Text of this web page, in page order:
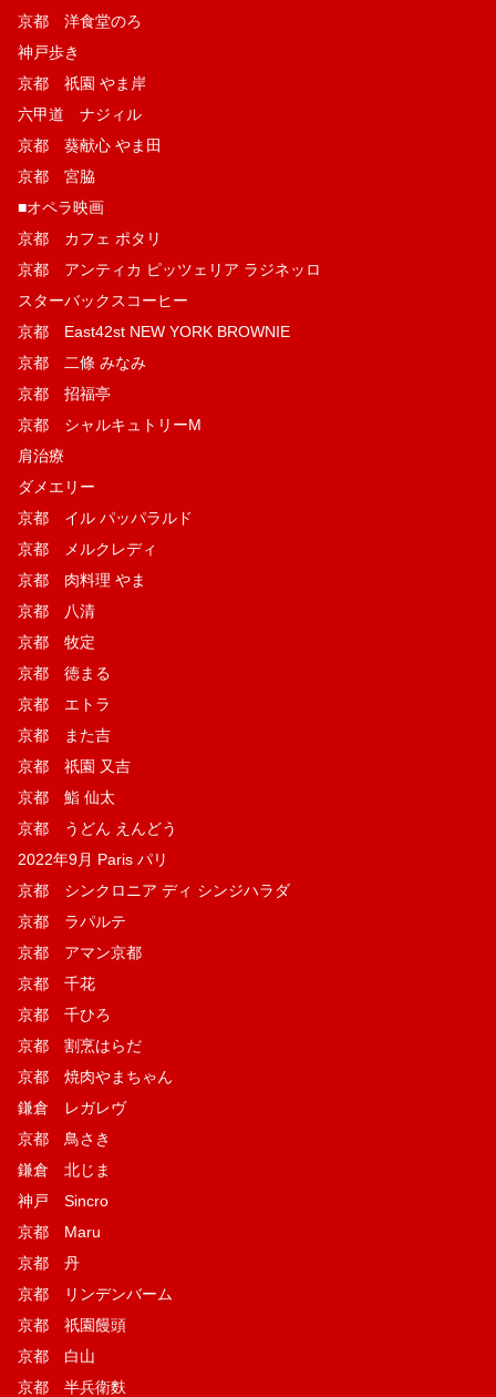
京都 洋食堂のろ
神戸歩き
京都 祇園 やま岸
六甲道 ナジィル
京都 葵献心 やま田
京都 宮脇
■オペラ映画
京都 カフェ ポタリ
京都 アンティカ ピッツェリア ラジネッロ
スターバックスコーヒー
京都 East42st NEW YORK BROWNIE
京都 二條 みなみ
京都 招福亭
京都 シャルキュトリーM
肩治療
ダメエリー
京都 イル パッパラルド
京都 メルクレディ
京都 肉料理 やま
京都 八清
京都 牧定
京都 徳まる
京都 エトラ
京都 また吉
京都 祇園 又吉
京都 鮨 仙太
京都 うどん えんどう
2022年9月 Paris パリ
京都 シンクロニア ディ シンジハラダ
京都 ラパルテ
京都 アマン京都
京都 千花
京都 千ひろ
京都 割烹はらだ
京都 焼肉やまちゃん
鎌倉 レガレヴ
京都 鳥さき
鎌倉 北じま
神戸 Sincro
京都 Maru
京都 丹
京都 リンデンバーム
京都 祇園饅頭
京都 白山
京都 半兵衛麩